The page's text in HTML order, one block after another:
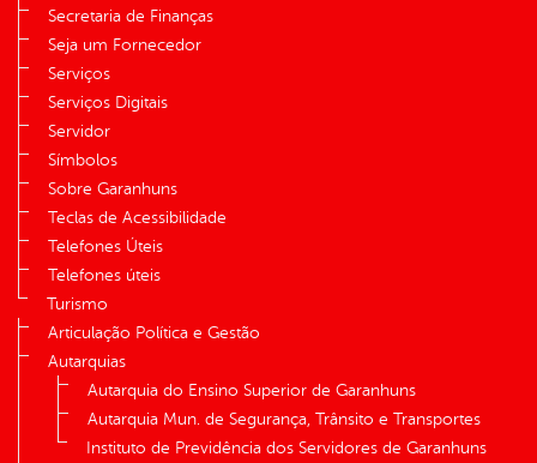
Secretaria de Finanças
Seja um Fornecedor
Serviços
Serviços Digitais
Servidor
Símbolos
Sobre Garanhuns
Teclas de Acessibilidade
Telefones Úteis
Telefones úteis
Turismo
Articulação Política e Gestão
Autarquias
Autarquia do Ensino Superior de Garanhuns
Autarquia Mun. de Segurança, Trânsito e Transportes
Instituto de Previdência dos Servidores de Garanhuns